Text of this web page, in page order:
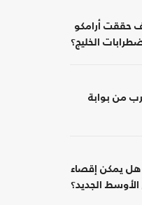
حققت أرامكو
الخليج؟
من بوابة
هل يمكن إقصاء
الجديد؟